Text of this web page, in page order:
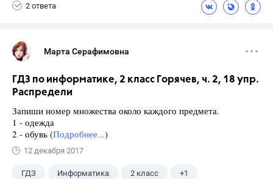
2 ответа
Марта Серафимовна
ГДЗ по информатике, 2 класс Горячев, ч. 2, 18 упр.
Распредели
Запиши номер множества около каждого предмета.
1 - одежда
2 - обувь (Подробнее...)
12 декабря 2017
ГДЗ Информатика 2 класс +1